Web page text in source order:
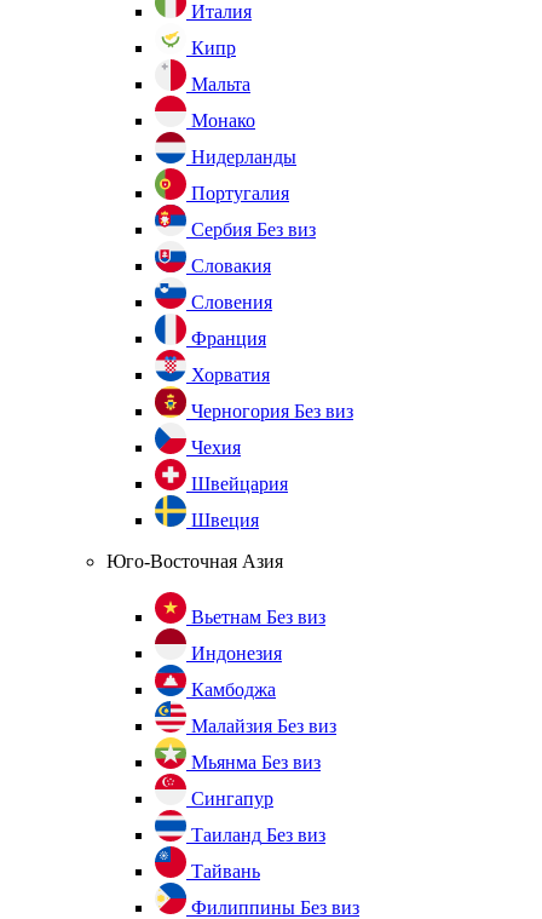
Италия
Кипр
Мальта
Монако
Нидерланды
Португалия
Сербия Без виз
Словакия
Словения
Франция
Хорватия
Черногория Без виз
Чехия
Швейцария
Швеция
Юго-Восточная Азия
Вьетнам Без виз
Индонезия
Камбоджа
Малайзия Без виз
Мьянма Без виз
Сингапур
Таиланд Без виз
Тайвань
Филиппины Без виз